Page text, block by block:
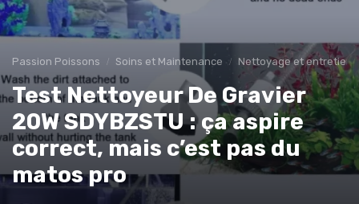
Passion Poissons Soins et Maintenance Nettoyage et entretien
Test Nettoyeur De Gravier
20W SDYBZSTU : ça aspire
correct, mais c’est pas du
matos pro